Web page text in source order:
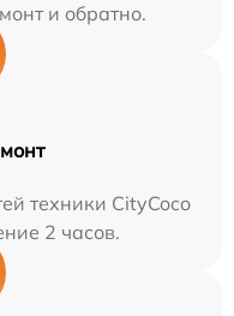
и обратно.
техники CityCoco
2 часов.